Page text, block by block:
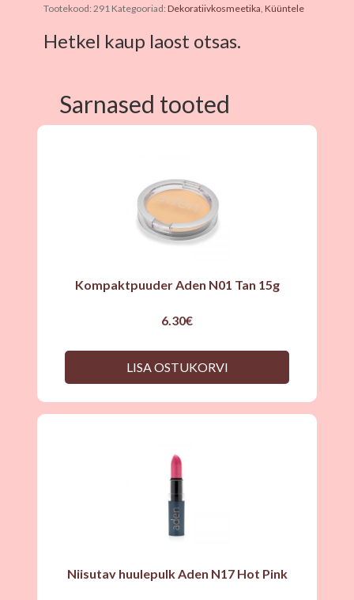
Tootekood: 291 Kategooriad: Dekoratiivkosmeetika Küüntele
Hetkel kaup laost otsas.
Sarnased tooted
Kompaktpuuder Aden N01 Tan 15g
6.30€
LISA OSTUKORVI
Niisutav huulepulk Aden N17 Hot Pink